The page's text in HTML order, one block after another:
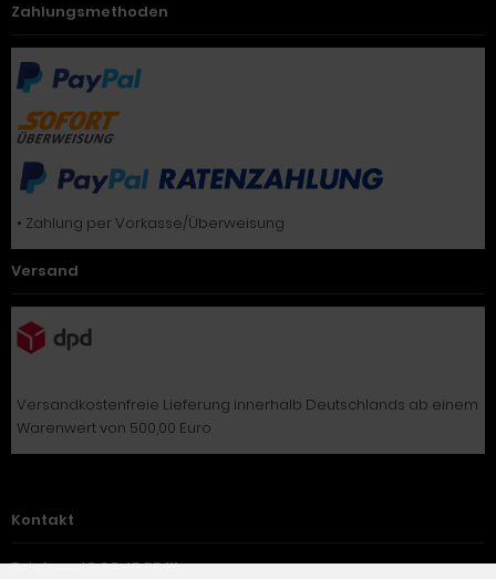
Zahlungsmethoden
• Zahlung per Vorkasse/Überweisung
Versand
Versandkostenfreie Lieferung innerhalb Deutschlands ab einem
Warenwert von 500,00 Euro
Kontakt
Telefon: +48 68 45 55 111